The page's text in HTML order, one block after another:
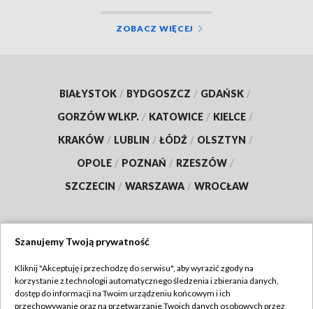
ZOBACZ WIĘCEJ
BIAŁYSTOK / BYDGOSZCZ / GDAŃSK /
GORZÓW WLKP. / KATOWICE / KIELCE /
KRAKÓW / LUBLIN / ŁÓDŹ / OLSZTYN /
OPOLE / POZNAŃ / RZESZÓW /
SZCZECIN / WARSZAWA / WROCŁAW
TVP
Szanujemy Twoją prywatność
Kliknij "Akceptuję i przechodzę do serwisu", aby wyrazić zgody na
korzystanie z technologii automatycznego śledzenia i zbierania danych,
dostęp do informacji na Twoim urządzeniu końcowym i ich
przechowywanie oraz na przetwarzanie Twoich danych osobowych przez